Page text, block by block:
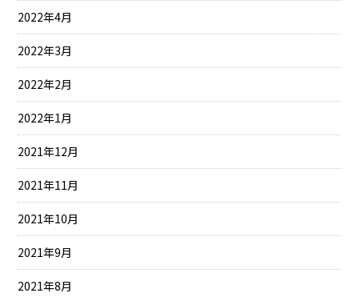
2022年4月
2022年3月
2022年2月
2022年1月
2021年12月
2021年11月
2021年10月
2021年9月
2021年8月